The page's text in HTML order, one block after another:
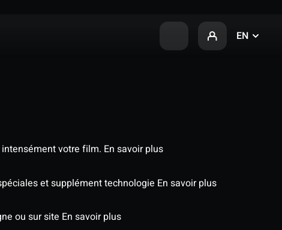
EN
votre film. En savoir plus
et supplément technologie En savoir plus
ou sur site En savoir plus